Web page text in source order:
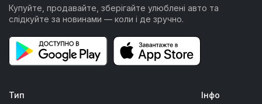
Купуйте, продавайте, зберігайте улюблені авто та
слідкуйте за новинами — коли і де зручно.
Тип Інфо